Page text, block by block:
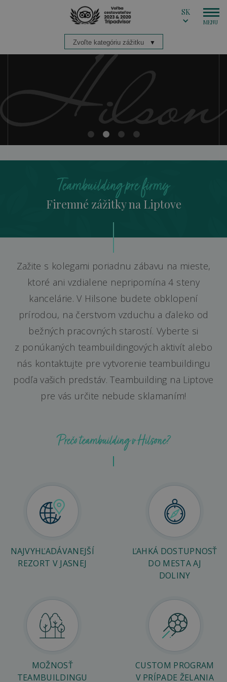
SK
Teambuilding pre firmy
Firemné zážitky na Liptove
Zažite s kolegami poriadnu zábavu na mieste,
ktoré ani vzdialene nepripomína 4 steny
kancelárie. V Hilsone budete obklopení
prírodou, na čerstvom vzduchu a ďaleko od
bežných pracovných starostí. Vyberte si
z ponúkaných teambuildingových aktivít alebo
nás kontaktujte pre vytvorenie teambuildingu
podľa vašich predstáv. Teambuilding na Liptove
pre vás určite nebude sklamaním!
Prečo teambuilding v Hilsone?
NAJVYHĽADÁVANEJŠÍ
REZORT V JASNEJ
ĽAHKÁ DOSTUPNOSŤ
DO MESTA AJ
DOLINY
MOŽNOSŤ
TEAMBUILDINGU
CUSTOM PROGRAM
V PRÍPADE ŽELANIA